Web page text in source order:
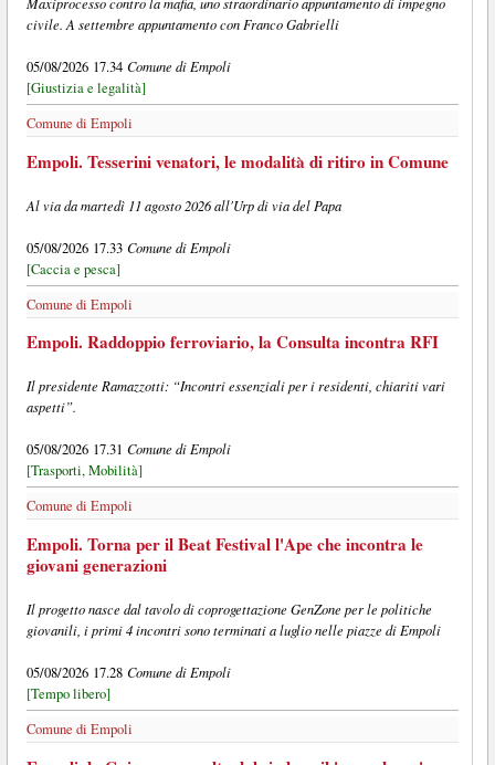
civile. A settembre appuntamento con Franco Gabrielli
05/08/2026 17.34 Comune di Empoli
[Giustizia e legalità]
Comune di Empoli
Empoli. Tesserini venatori, le modalità di ritiro in Comune
Al via da martedì 11 agosto 2026 all'Urp di via del Papa
05/08/2026 17.33 Comune di Empoli
[Caccia e pesca]
Comune di Empoli
Empoli. Raddoppio ferroviario, la Consulta incontra RFI
Il presidente Ramazzotti: “Incontri essenziali per i residenti, chiariti vari
aspetti”.
05/08/2026 17.31 Comune di Empoli
[Trasporti, Mobilità]
Comune di Empoli
Empoli. Torna per il Beat Festival l'Ape che incontra le
giovani generazioni
Il progetto nasce dal tavolo di coprogettazione GenZone per le politiche
giovanili, i primi 4 incontri sono terminati a luglio nelle piazze di Empoli
05/08/2026 17.28 Comune di Empoli
[Tempo libero]
Comune di Empoli